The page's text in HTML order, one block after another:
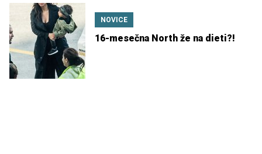
NOVICE
16-mesečna North že na dieti?!